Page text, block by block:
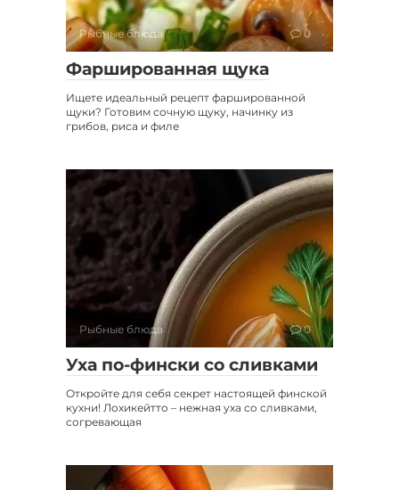
Рыбные блюда 0
Фаршированная щука
Ищете идеальный рецепт фаршированной
щуки? Готовим сочную щуку, начинку из
грибов, риса и филе
Рыбные блюда 0
Уха по-фински со сливками
Откройте для себя секрет настоящей финской
кухни! Лохикейтто – нежная уха со сливками,
согревающая